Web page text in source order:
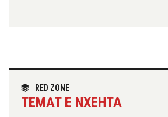
partneritetit strategjik
RED ZONE
TEMAT E NXEHTA